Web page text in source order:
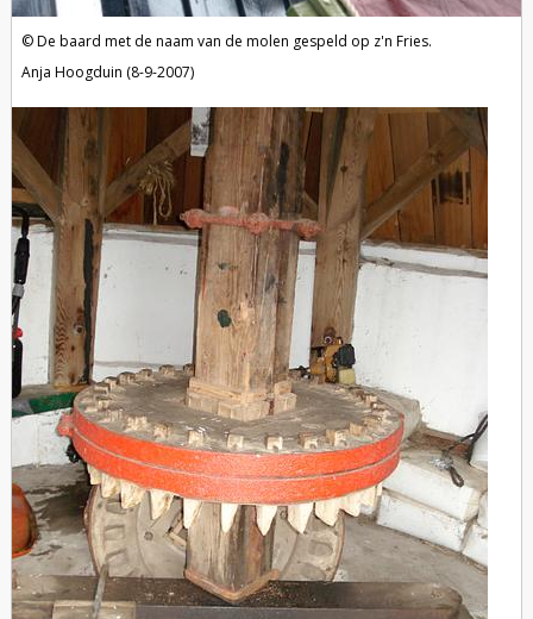
De baard met de naam van de molen gespeld op z'n Fries.
Anja Hoogduin (8-9-2007)